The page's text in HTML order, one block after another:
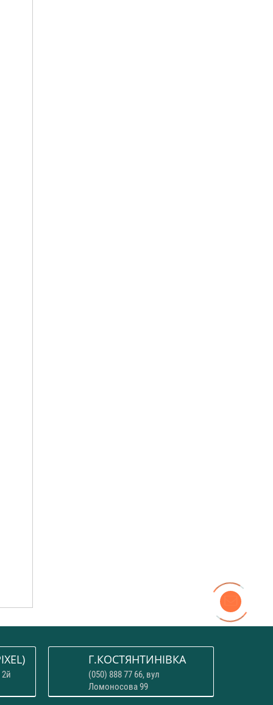
Г.КОСТЯНТИНІВКА
(050) 888 77 66, вул
Ломоносова 99